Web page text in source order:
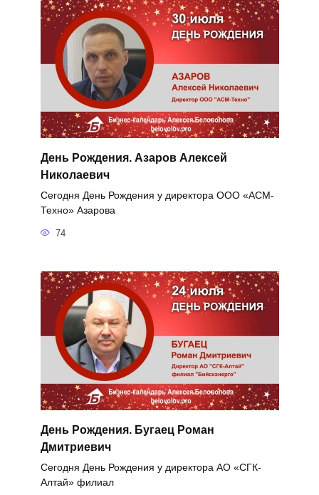
День Рождения. Азаров Алексей
Николаевич
Сегодня День Рождения у директора ООО «АСМ-
Техно» Азарова
74
День Рождения. Бугаец Роман
Дмитриевич
Сегодня День Рождения у директора АО «СГК-
Алтай» филиал